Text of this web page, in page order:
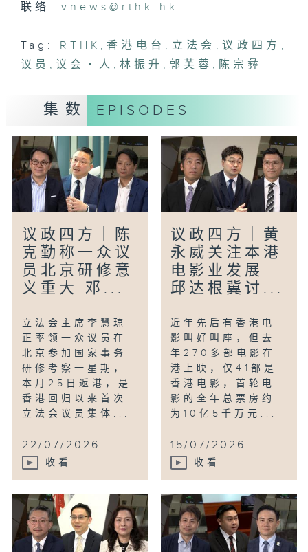
本身是酒店集团首席营运总裁的选委界立法
力措施的口头质询。他提到，去年访港旅客
按年增加12%，但过夜客反而减少，建议增
税额，纾缓投资者前期资金压力。
《议会．人》今集嘉宾是新界西南地方选
区、民建联的郭芙蓉，履职逾百日，她说初
心不变，责任更大，三届区议员的经验亦令
她更明白如何将市民声音更好地带入议会。
联络:vnews@rthk.hk
Tag: RTHK , 香港电台 , 立法会 , 议政四方 ,
议员 ,议会‧人 ,林振升 ,郭芙蓉 , 陈宗彝
集数 EPISODES
议政四方｜陈
克勤称一众议
员北京研修意
义重大 邓...
立法会主席李慧琼
正率领一众议员在
北京参加国家事务
研修考察一星期，
本月25日返港，是
香港回归以来首次
立法会议员集体...
22/07/2026
收看
议政四方｜黄
永威关注本港
电影业发展
邱达根冀讨...
近年先后有香港电
影叫好叫座，但去
年270多部电影在
港上映，仅41部是
香港电影，首轮电
影的全年总票房约
为10亿5千万元...
15/07/2026
收看